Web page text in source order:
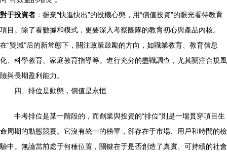
對于投資者 ：摒棄“快進快出”的投機心態，用“價值投資”的眼光看待教育
項目。除了看數據和模式，更要深入考察團隊的教育初心與產品內核。
在“雙減”后的新常態下，關注政策鼓勵的方向，如職業教育、教育信息
化、科學教育、家庭教育指導等。進行充分的盡職調查，尤其關注合規風
險與長期盈利能力。
四、排位是動態，價值是永恒
中考排位是某一階段的，而創業與投資的“排位”則是一場貫穿項目生
命周期的動態競賽。它沒有統一的榜單，卻存在于市場、用戶和時間的檢
驗中。無論當前處于何種位置，關鍵在于是否創造了真實、可持續的社會